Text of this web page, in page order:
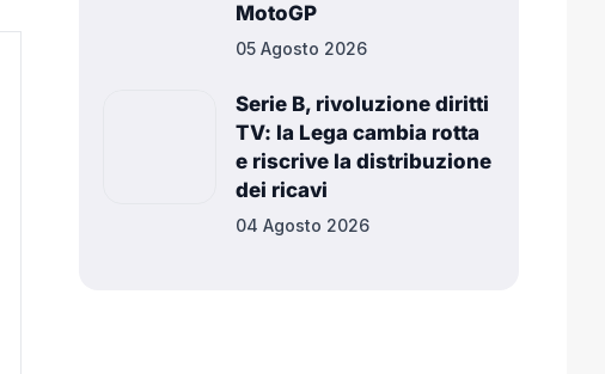
MotoGP
05 Agosto 2026
Serie B, rivoluzione diritti
TV: la Lega cambia rotta
e riscrive la distribuzione
dei ricavi
04 Agosto 2026